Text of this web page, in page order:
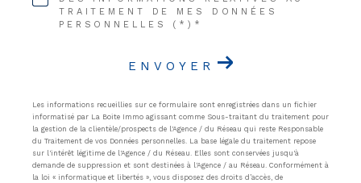
TRAITEMENT DE MES DONNÉES
PERSONNELLES (*)*
ENVOYER
Les informations recueillies sur ce formulaire sont enregistrées dans un fichier
informatisé par La Boite Immo agissant comme Sous-traitant du traitement pour
la gestion de la clientèle/prospects de l'Agence / du Réseau qui reste Responsable
du Traitement de vos Données personnelles. La base légale du traitement repose
sur l'intérêt légitime de l'Agence / du Réseau. Elles sont conservées jusqu'à
demande de suppression et sont destinées à l'Agence / au Réseau. Conformément à
la loi « informatique et libertés », vous disposez des droits d’accès, de